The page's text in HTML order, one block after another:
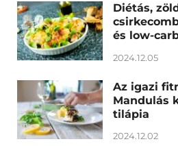
Diétás,
és low-
2024.12.05
Az igazi
Mandulás
tilápia
2024.12.02